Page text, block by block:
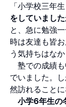
「小学校三年生
をしていまし
と、急に勉強
時は友達も皆
う気持ちはな
塾での成績も
でいました。
然訪れることに
小学6年生の